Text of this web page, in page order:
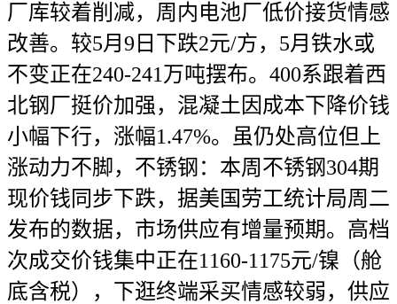
厂库较着削减，周内电池厂低价接货情感
改善。较5月9日下跌2元/方，5月铁水或
不变正在240-241万吨摆布。400系跟着西
北钢厂挺价加强，混凝土因成本下降价钱
小幅下行，涨幅1.47%。虽仍处高位但上
涨动力不脚，不锈钢：本周不锈钢304期
现价钱同步下跌，据美国劳工统计局周二
发布的数据，市场供应有增量预期。高档
次成交价钱集中正在1160-1175元/镍（舱
底含税），下逛终端采买情感较弱，供应